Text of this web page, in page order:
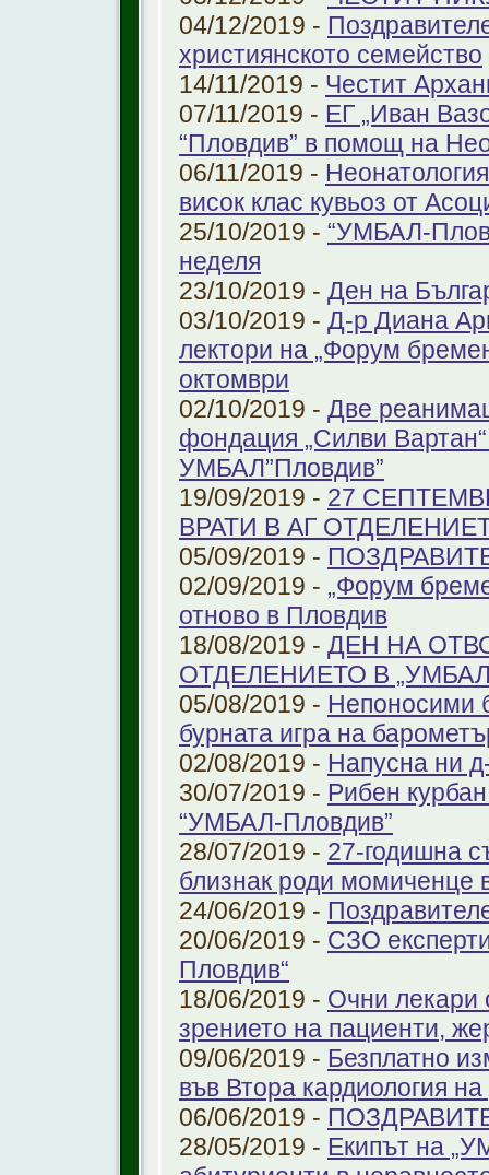
04/12/2019 -
християнското семейство
14/11/2019 - Честит
07/11/2019 - ЕГ „Иван
“Пловдив” в помощ на
06/11/2019 -
висок клас кувьоз от
25/10/2019 - “УМБАЛ-
неделя
23/10/2019 - Ден на
03/10/2019 - Д-р Диана
лектори на „Форум
октомври
02/10/2019 - Две
фондация „Силви
УМБАЛ”Пловдив”
19/09/2019 - 27
ВРАТИ В АГ
05/09/2019 -
02/09/2019 - „Форум
отново в Пловдив
18/08/2019 - ДЕН НА
ОТДЕЛЕНИЕТО В
05/08/2019 - Непоносими
бурната игра на
02/08/2019 - Напусна ни
30/07/2019 - Рибен
“УМБАЛ-Пловдив”
28/07/2019 - 27-годишна
близнак роди момиченце
24/06/2019 -
20/06/2019 - СЗО
Пловдив“
18/06/2019 - Очни лекари
зрението на пациенти,
09/06/2019 - Безплатно
във Втора кардиология
06/06/2019 -
28/05/2019 - Екипът на